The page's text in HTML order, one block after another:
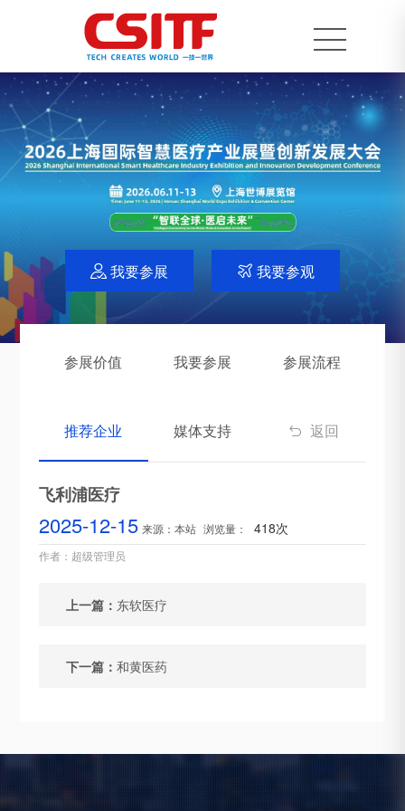
 我要参展  我要参观
参展价值 我要参展 参展流程
推荐企业 媒体支持  返回
飞利浦医疗
2025-12-15 来源：本站 浏览量： 418次
作者：超级管理员
上一篇： 东软医疗
下一篇： 和黄医药